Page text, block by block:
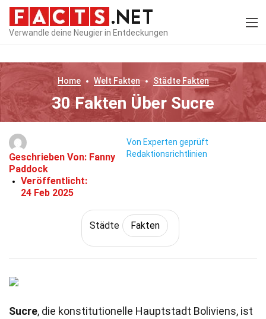
Verwandle deine Neugier in Entdeckungen
Home Welt Fakten StädteFakten
30 Fakten Über Sucre
Geschrieben Von: Fanny
Paddock
Veröffentlicht:
24 Feb 2025
Von Experten geprüft
Redaktionsrichtlinien
Städte Fakten
Sucre, die konstitutionelle Hauptstadt Boliviens, ist